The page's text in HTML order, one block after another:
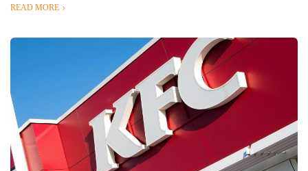
READ MORE